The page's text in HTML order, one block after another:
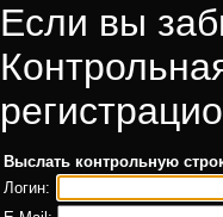
Если вы
Выслать контрольную
Логин: